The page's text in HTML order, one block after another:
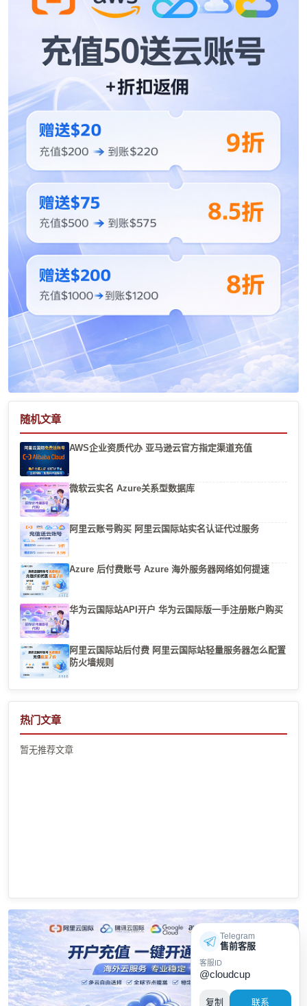
随机文章
AWS企业资质代办 亚马逊云官方指定渠道充值
微软云实名 Azure关系型数据库
阿里云账号购买 阿里云国际站实名认证代过服务
Azure 后付费账号 Azure 海外服务器网络如何提速
华为云国际站API开户 华为云国际版一手注册账户购买
阿里云国际站后付费 阿里云国际站轻量服务器怎么配置
防火墙规则
热门文章
暂无推荐文章
Telegram
售前客服
客服ID
@cloudcup
复制 联系